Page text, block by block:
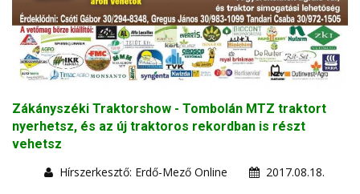
Zákányszéki Traktorshow - Tombolán MTZ traktort
nyerhetsz, és az új traktoros rekordban is részt
vehetsz
Hírszerkesztő: Erdő-Mező Online
2017.08.18.